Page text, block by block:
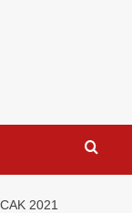
2021